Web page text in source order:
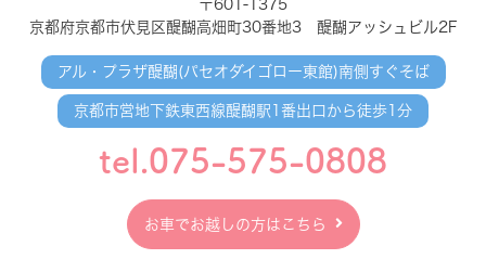
〒601-1375
京都府京都市伏見区醍醐高畑町30番地3 醍醐アッシュビル2F
アル・プラザ醍醐(パセオダイゴロー東館)南側すぐそば
京都市営地下鉄東西線醍醐駅1番出口から徒歩1分
tel.075-575-0808
お車でお越しの方はこちら